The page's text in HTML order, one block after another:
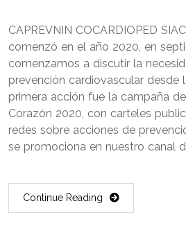
CAPREVNIN COCARDIOPED
comenzó en el año 2020, en
comenzamos a discutir la
prevención cardiovascular desde
primera acción fue la campaña
Corazón 2020, con carteles
redes sobre acciones de
se promociona en nuestro canal
Continue Reading